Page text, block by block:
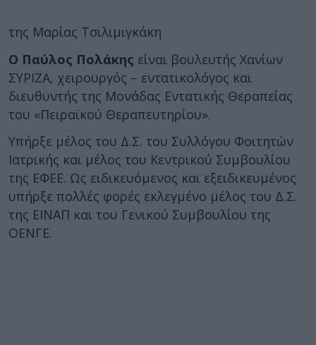
της Μαρίας Τσιλιμιγκάκη
Ο Παύλος Πολάκης είναι βουλευτής Χανίων
ΣΥΡΙΖΑ, χειρουργός – εντατικολόγος και
διευθυντής της Μονάδας Εντατικής Θεραπείας
του «Πειραϊκού Θεραπευτηρίου».
Υπήρξε μέλος του Δ.Σ. του Συλλόγου Φοιτητών
Ιατρικής και μέλος του Κεντρικού Συμβουλίου
της ΕΦΕΕ. Ως ειδικευόμενος και εξειδικευμένος
υπήρξε πολλές φορές εκλεγμένο μέλος του Δ.Σ.
της ΕΙΝΑΠ και του Γενικού Συμβουλίου της
ΟΕΝΓΕ.